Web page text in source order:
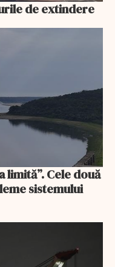
de extindere
limită”. Cele două
sistemului